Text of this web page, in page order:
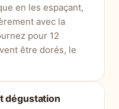
en les espaçant,
avec la
pour 12
être dorés, le
dégustation